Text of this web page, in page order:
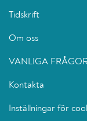
Tidskrift
Om oss
VANLIGA
Kontakta
Inställningar för